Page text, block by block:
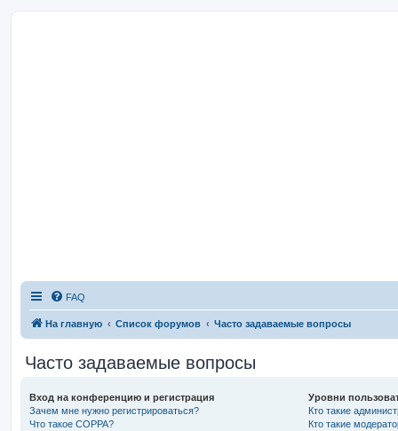
FAQ
На главную Список форумов Часто задаваемые вопросы
Часто задаваемые вопросы
Вход на конференцию и регистрация
Зачем мне нужно регистрироваться?
Что такое COPPA?
Уровни
Кто такие
Кто такие